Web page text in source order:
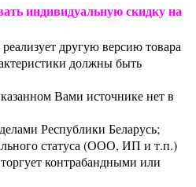
индивидуальную скидку на
другую версию товара
должны быть
Вами источнике нет в
Республики Беларусь;
статуса (ООО, ИП и т.п.)
контрабандными или